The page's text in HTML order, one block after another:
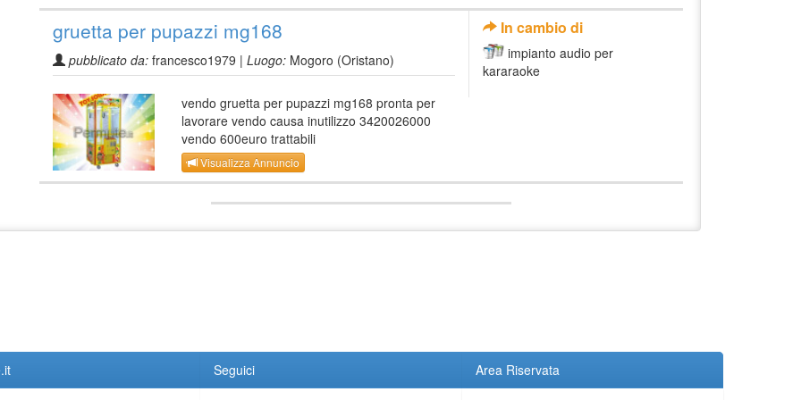
gruetta per pupazzi mg168
pubblicato da: francesco1979 | Luogo: Mogoro (Oristano)
vendo gruetta per pupazzi mg168 pronta per
lavorare vendo causa inutilizzo 3420026000
vendo 600euro trattabili
Visualizza Annuncio
In cambio di
impianto audio per
kararaoke
Seguici Area Riservata